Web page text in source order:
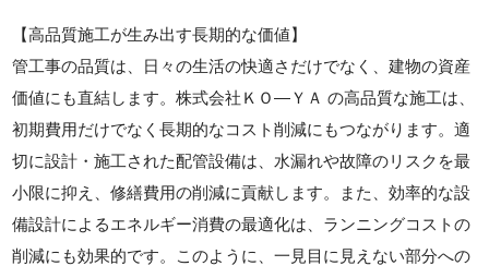
【高品質施工が生み出す長期的な価値】
管工事の品質は、日々の生活の快適さだけでなく、建物の資産
価値にも直結します。株式会社ＫＯ―ＹＡ の高品質な施工は、
初期費用だけでなく長期的なコスト削減にもつながります。適
切に設計・施工された配管設備は、水漏れや故障のリスクを最
小限に抑え、修繕費用の削減に貢献します。また、効率的な設
備設計によるエネルギー消費の最適化は、ランニングコストの
削減にも効果的です。このように、一見目に見えない部分への